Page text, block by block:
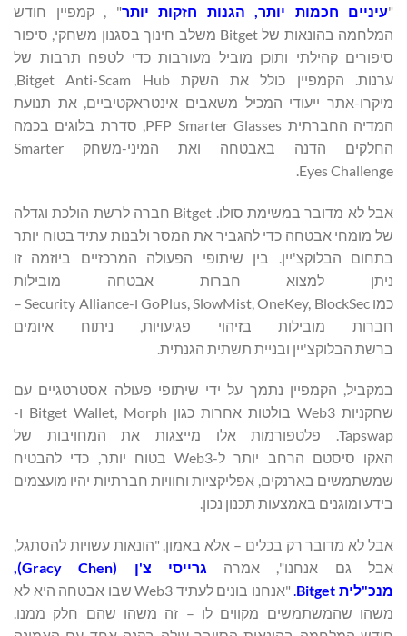
"עיניים חכמות יותר, הגנות חזקות יותר" , קמפיין חודש
המלחמה בהונאות של Bitget משלב חינוך בסגנון משחקי, סיפור
סיפורים קהילתי ותוכן מוביל מעורבות כדי לטפח תרבות של
מיקרו-אתר ייעודי המכיל משאבים אינטראקטיביים, את תנועת
המדיה החברתית PFP Smarter Glasses, סדרת בלוגים בכמה
החלקים הדנה באבטחה ואת המיני-משחק Smarter
Eyes Challenge.
אבל לא מדובר במשימת סולו. Bitget חברה לרשת הולכת וגדלה
של מומחי אבטחה כדי להגביר את המסר ולבנות עתיד בטוח יותר
בתחום הבלוקצ'יין. בין שיתופי הפעולה המרכזיים ביוזמה זו
ניתן למצוא חברות אבטחה מובילות
כמו GoPlus, SlowMist, OneKey, BlockSec ו-Security Alliance –
חברות מובילות בזיהוי פגיעויות, ניתוח איומים
ברשת הבלוקצ'יין ובניית תשתית הגנתית.
במקביל, הקמפיין נתמך על ידי שיתופי פעולה אסטרטגיים עם
שחקניות Web3 בולטות אחרות כגון Bitget Wallet, Morph ו-
Tapswap. פלטפורמות אלו מייצגות את המחויבות של
האקו סיסטם הרחב יותר ל-Web3 בטוח יותר, כדי להבטיח
שמשתמשים בארנקים, אפליקציות וחוויות חברתיות יהיו מועצמים
בידע ומוגנים באמצעות תכנון נכון.
אבל לא מדובר רק בכלים – אלא באמון. "הונאות עשויות להסתגל,
אבל גם אנחנו", אמרה גרייסי צ'ן (Gracy Chen
),
מנכ"לית Bitget
.
"אנחנו בונים לעתיד Web3 שבו אבטחה היא לא
משהו שהמשתמשים מקווים לו – זה משהו שהם חלק ממנו.